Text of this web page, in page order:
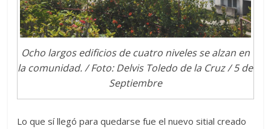
Ocho largos edificios de cuatro niveles se alzan en
la comunidad. / Foto: Delvis Toledo de la Cruz / 5 de
Septiembre
Lo que sí llegó para quedarse fue el nuevo sitial creado